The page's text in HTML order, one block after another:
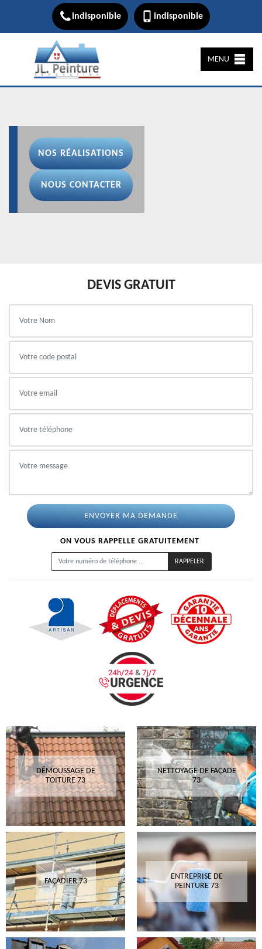
indisponible indisponible
MENU
NOS RÉALISATIONS
NOUS CONTACTER
DEVIS GRATUIT
ON VOUS RAPPELLE GRATUITEMENT
DÉMOUSSAGE DE
TOITURE 73
NETTOYAGE DE FAÇADE
73
FAÇADIER 73
ENTREPRISE DE
PEINTURE 73